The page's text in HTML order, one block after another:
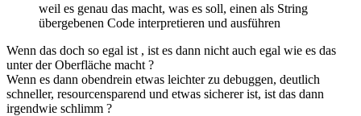
weil es genau das macht, was es soll, einen als String
übergebenen Code interpretieren und ausführen
Wenn das doch so egal ist , ist es dann nicht auch egal wie es das
unter der Oberfläche macht ?
Wenn es dann obendrein etwas leichter zu debuggen, deutlich
schneller, resourcensparend und etwas sicherer ist, ist das dann
irgendwie schlimm ?